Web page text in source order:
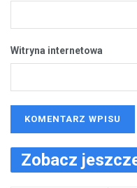
Witryna internetowa
Zobacz